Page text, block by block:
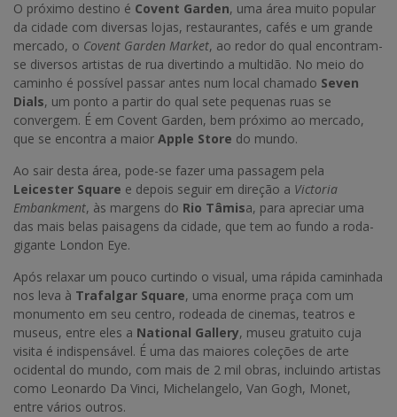
O próximo destino é Covent Garden, uma área muito popular
da cidade com diversas lojas, restaurantes, cafés e um grande
mercado, o Covent Garden Market, ao redor do qual encontram-
se diversos artistas de rua divertindo a multidão. No meio do
caminho é possível passar antes num local chamado Seven
Dials, um ponto a partir do qual sete pequenas ruas se
convergem. É em Covent Garden, bem próximo ao mercado,
que se encontra a maior Apple Store do mundo.
Ao sair desta área, pode-se fazer uma passagem pela
Leicester Square e depois seguir em direção a Victoria
Embankment, às margens do Rio Tâmisa, para apreciar uma
das mais belas paisagens da cidade, que tem ao fundo a roda-
gigante London Eye.
Após relaxar um pouco curtindo o visual, uma rápida caminhada
nos leva à Trafalgar Square, uma enorme praça com um
monumento em seu centro, rodeada de cinemas, teatros e
museus, entre eles a National Gallery, museu gratuito cuja
visita é indispensável. É uma das maiores coleções de arte
ocidental do mundo, com mais de 2 mil obras, incluindo artistas
como Leonardo Da Vinci, Michelangelo, Van Gogh, Monet,
entre vários outros.